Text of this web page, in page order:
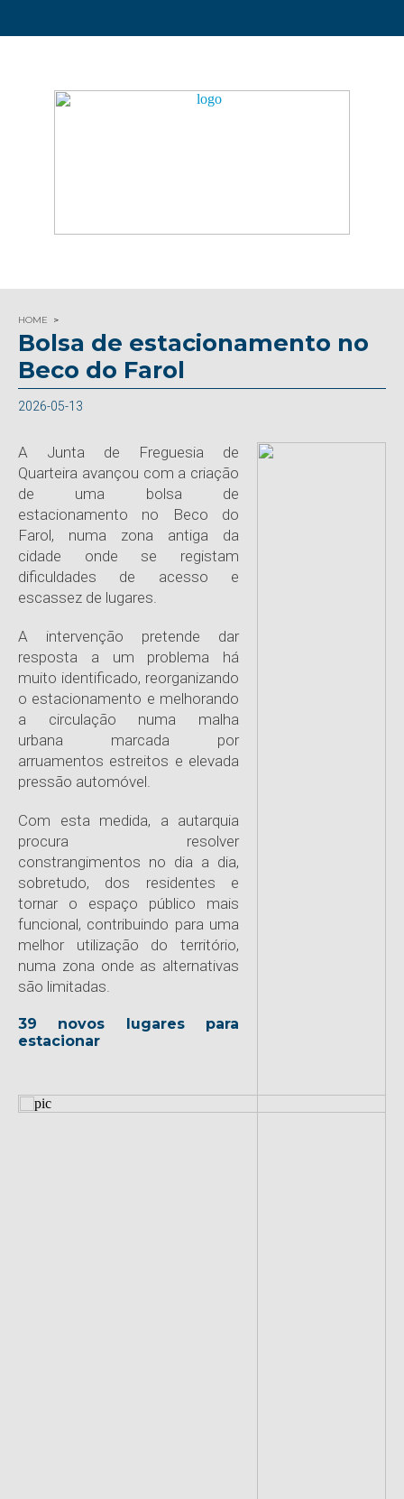
HOME
Bolsa de estacionamento no
Beco do Farol
2026-05-13
A Junta de Freguesia de
Quarteira avançou com a criação
de uma bolsa de
estacionamento no Beco do
Farol, numa zona antiga da
cidade onde se registam
dificuldades de acesso e
escassez de lugares.
A intervenção pretende dar
resposta a um problema há
muito identificado, reorganizando
o estacionamento e melhorando
a circulação numa malha
urbana marcada por
arruamentos estreitos e elevada
pressão automóvel.
Com esta medida, a autarquia
procura resolver
constrangimentos no dia a dia,
sobretudo, dos residentes e
tornar o espaço público mais
funcional, contribuindo para uma
melhor utilização do território,
numa zona onde as alternativas
são limitadas.
39 novos lugares para
estacionar